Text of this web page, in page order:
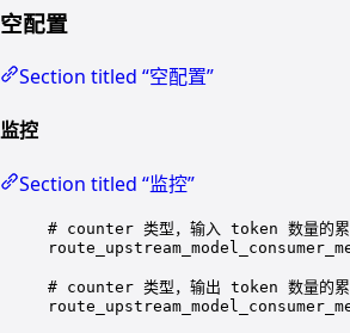
空配置
Section titled “空配置”
监控
Section titled “监控”
# counter 类型，输入 token 数量的累
# counter 类型，输出 token 数量的累